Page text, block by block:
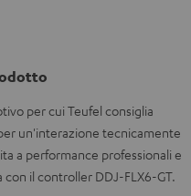
per cui Teufel consiglia
un'interazione tecnicamente
a performance professionali e
il controller DDJ-FLX6-GT.